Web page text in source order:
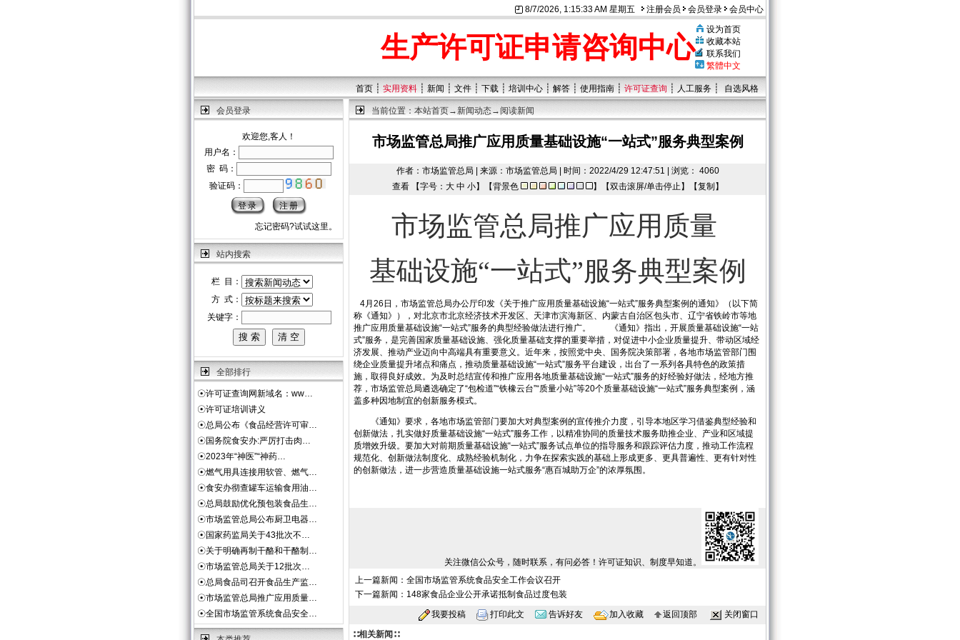
8/7/2026, 1:15:33 AM 星期五 注册会员 会员登录 会员中心
生产许可证申请咨询中心
设为首页
收藏本站
联系我们
繁體中文
首页 ┊ 实用资料 ┊ 新闻 ┊ 文件 ┊ 下载 ┊ 培训中心 ┊ 解答 ┊ 使用指南 ┊ 许可证查询 ┊ 人工服务 ┊ 自选风格
会员登录
欢迎您,客人！
用户名：
密 码：
验证码：
忘记密码?试试这里。
站内搜索
栏 目：
方 式：
关键字：
全部排行
☉许可证查询网新域名：ww…
☉许可证培训讲义
☉总局公布《食品经营许可审…
☉国务院食安办:严厉打击肉…
☉2023年“神医”“神药…
☉燃气用具连接用软管、燃气…
☉食安办彻查罐车运输食用油…
☉总局鼓励优化预包装食品生…
☉市场监管总局公布厨卫电器…
☉国家药监局关于43批次不…
☉关于明确再制干酪和干酪制…
☉市场监管总局关于12批次…
☉总局食品司召开食品生产监…
☉市场监管总局推广应用质量…
☉全国市场监管系统食品安全…
当前位置： 本站首页→新闻动态→阅读新闻
市场监管总局推广应用质量基础设施“一站式”服务典型案例
作者：市场监管总局 | 来源：市场监管总局 | 时间：2022/4/29 12:47:51 | 浏览： 4060
查看 【字号： 大 中 小】【背景色 】【双击滚屏/单击停止】【复制 】
市场监管总局推广应用质量
基础设施“一站式”服务典型案例
4月26日，市场监管总局办公厅印发《关于推广应用质量基础设施“一站式”服务典型案例的通知》（以下简
称《通知》），对北京市北京经济技术开发区、天津市滨海新区、内蒙古自治区包头市、辽宁省铁岭市等地
推广应用质量基础设施“一站式”服务的典型经验做法进行推广。 《通知》指出，开展质量基础设施“一站
式”服务，是完善国家质量基础设施、强化质量基础支撑的重要举措，对促进中小企业质量提升、带动区域经
济发展、推动产业迈向中高端具有重要意义。近年来，按照党中央、国务院决策部署，各地市场监管部门围
绕企业质量提升堵点和痛点，推动质量基础设施“一站式”服务平台建设，出台了一系列各具特色的政策措
施，取得良好成效。为及时总结宣传和推广应用各地质量基础设施“一站式”服务的好经验好做法，经地方推
荐，市场监管总局遴选确定了“包检道”“铁橡云台”“质量小站”等20个质量基础设施“一站式”服务典型案例，涵
盖多种因地制宜的创新服务模式。
《通知》要求，各地市场监管部门要加大对典型案例的宣传推介力度，引导本地区学习借鉴典型经验和
创新做法，扎实做好质量基础设施“一站式”服务工作，以精准协同的质量技术服务助推企业、产业和区域提
质增效升级。要加大对前期质量基础设施“一站式”服务试点单位的指导服务和跟踪评估力度，推动工作流程
规范化、创新做法制度化、成熟经验机制化，力争在探索实践的基础上形成更多、更具普遍性、更有针对性
的创新做法，进一步营造质量基础设施一站式服务“惠百城助万企”的浓厚氛围。
关注微信公众号，随时联系，有问必答！许可证知识、制度早知道。
上一篇新闻： 全国市场监管系统食品安全工作会议召开
下一篇新闻： 148家食品企业公开承诺抵制食品过度包装
我要投稿 打印此文 告诉好友 加入收藏 返回顶部
关闭窗口
∷相关新闻∷